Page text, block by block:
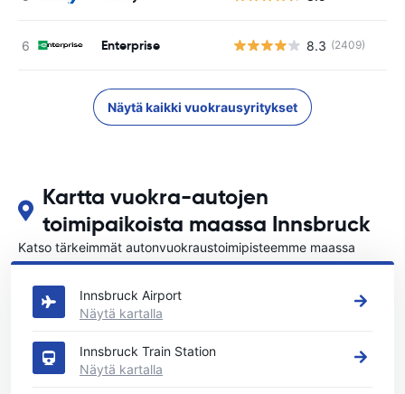
Enterprise 8.3 (2409)
Näytä kaikki vuokrausyritykset
Kartta vuokra-autojen
toimipaikoista maassa Innsbruck
Katso tärkeimmät autonvuokraustoimipisteemme maassa
Innsbruck
Innsbruck Airport
Näytä kartalla
Innsbruck Train Station
Näytä kartalla